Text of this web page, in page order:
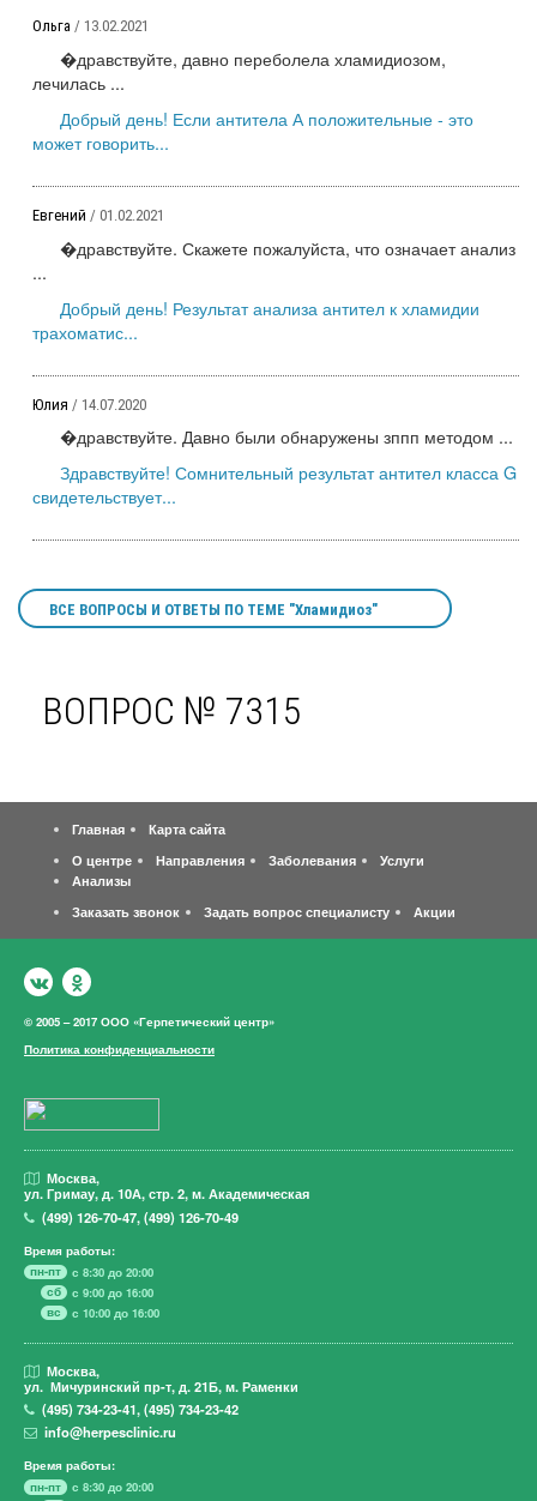
Ольга / 13.02.2021
�дравствуйте, давно переболела хламидиозом,
лечилась ...
Добрый день! Если антитела А положительные - это
может говорить...
Евгений / 01.02.2021
�дравствуйте. Скажете пожалуйста, что означает анализ
...
Добрый день! Результат анализа антител к хламидии
трахоматис...
Юлия / 14.07.2020
�дравствуйте. Давно были обнаружены зппп методом ...
Здравствуйте! Сомнительный результат антител класса G
свидетельствует...
ВСЕ ВОПРОСЫ И ОТВЕТЫ ПО ТЕМЕ "Хламидиоз"
ВОПРОС № 7315
Главная
Карта сайта
О центре
Направления Заболевания
Услуги
Анализы
Заказать звонок
Задать вопрос специалисту Акции
© 2005 – 2017 ООО «Герпетический центр»
Политика конфиденциальности
Москва,
ул. Гримау,д. 10А, стр. 2, м. Академическая
(499)126-70-47,(499)126-70-49
Время работы:
пн-пт
с 8:30 до 20:00
сб
с 9:00 до 16:00
вс
с 10:00 до 16:00
Москва,
ул. Мичуринский пр-т, д. 21Б, м. Раменки
(495)734-23-41,(495)734-23-42
info@herpesclinic.ru
Время работы:
пн-пт
с 8:30 до 20:00